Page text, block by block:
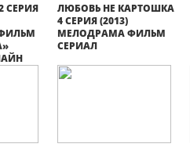
СЕРИЯ
ЛЮБОВЬ НЕ КАРТОШКА
4 СЕРИЯ (2013)
МЕЛОДРАМА ФИЛЬМ
СЕРИАЛ